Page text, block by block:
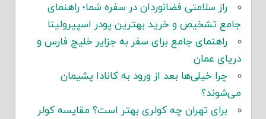
راز سلامتی فضانوردان در سفره شما؛ راهنمای
جامع تشخیص و خرید بهترین پودر اسپیرولینا
راهنمای جامع برای سفر به جزایر خلیج فارس و
دریای عمان
چرا خیلی‌ها بعد از ورود به کانادا پشیمان
می‌شوند؟
برای تهران چه کولری بهتر است؟ مقایسه کولر